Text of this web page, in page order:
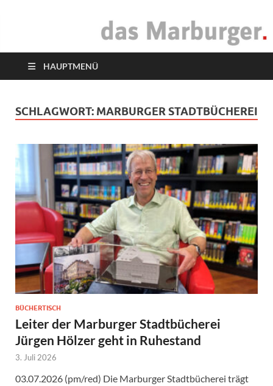
das Marburger.
HAUPTMENÜ
SCHLAGWORT: MARBURGER STADTBÜCHEREI
BÜCHERTISCH
Leiter der Marburger Stadtbücherei
Jürgen Hölzer geht in Ruhestand
3. Juli 2026
03.07.2026 (pm/red) Die Marburger Stadtbücherei trägt